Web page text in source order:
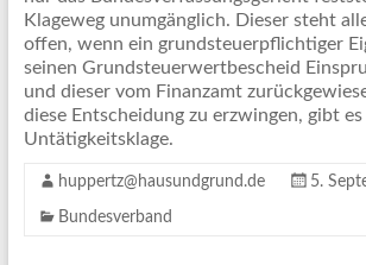
Klageweg unumgänglich. Dieser steht
offen, wenn ein grundsteuerpflichtiger
seinen Grundsteuerwertbescheid
und dieser vom Finanzamt
diese Entscheidung zu erzwingen, gibt
Untätigkeitsklage.
huppertz@hausundgrund.de 5.
Bundesverband